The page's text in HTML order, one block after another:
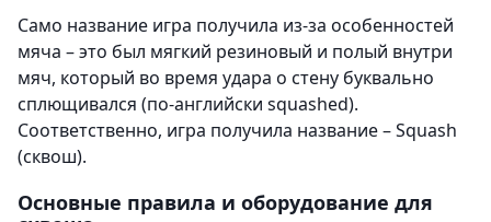
Само название игра получила из-за особенностей
мяча – это был мягкий резиновый и полый внутри
мяч, который во время удара о стену буквально
сплющивался (по-английски squashed).
Соответственно, игра получила название – Squash
(сквош).
Основные правила и оборудование для